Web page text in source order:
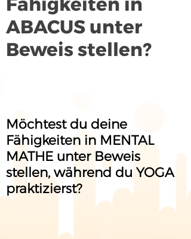
ABACUS unter
Beweis stellen?
Möchtest du deine
Fähigkeiten in MENTAL
MATHE unter Beweis
stellen, während du YOGA
praktizierst?